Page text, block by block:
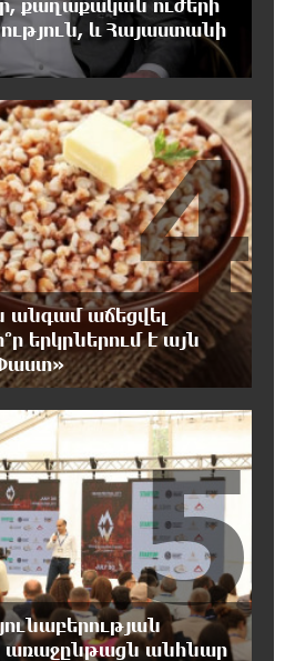
է
աղոթք է հնչեցնում
հանդեպ տիտանական
կա, անասելի ցավ եմ զգում.
դատավորը ինքնաբացարկ
քննել գործն ու
Կաթողիկոսին
մասին
կանգնած է Հայ առաքելական
պաշտպանության առաջնագծում.
քաղաքական ուժերի
և Հայաստանի
անգամ աճեցվել
երկրներում է այն
4
առաջընթացն անհնար
5